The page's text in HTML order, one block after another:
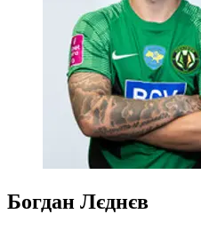
Богдан Лєднєв